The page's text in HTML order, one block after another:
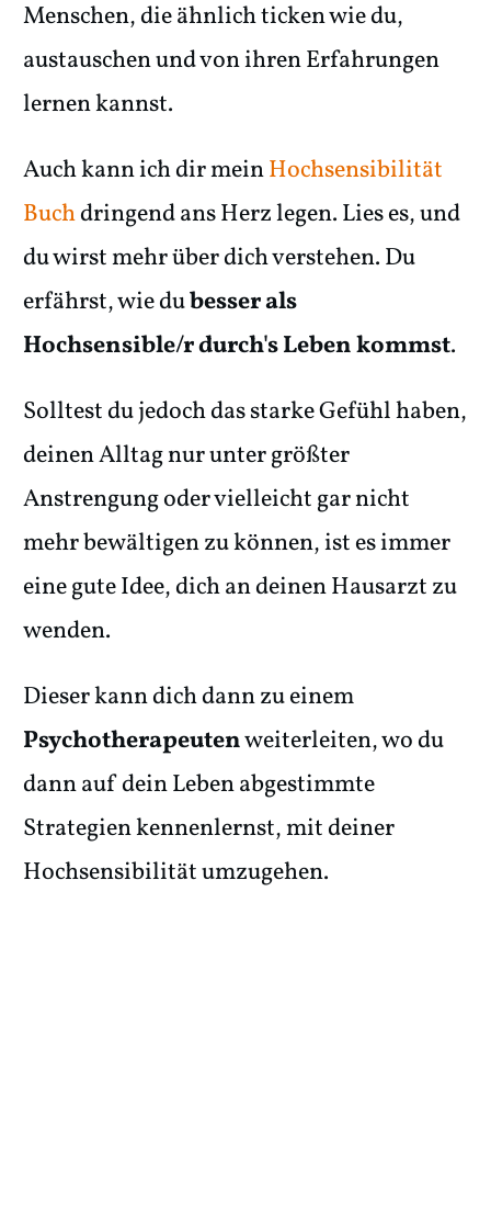
Menschen, die ähnlich ticken wie du,
austauschen und von ihren Erfahrungen
lernen kannst.
Auch kann ich dir meinHochsensibilität
Buchdringend ans Herz legen. Lies es, und
du wirst mehr über dich verstehen. Du
erfährst, wie dubesser als
Hochsensible/r durch's Leben kommst.
Solltest du jedoch das starke Gefühl haben,
deinen Alltag nur unter größter
Anstrengung oder vielleicht gar nicht
mehr bewältigen zu können, ist es immer
eine gute Idee, dich an deinen Hausarzt zu
wenden.
Dieser kann dich dann zu einem
Psychotherapeutenweiterleiten, wo du
dann auf dein Leben abgestimmte
Strategien kennenlernst, mit deiner
Hochsensibilität umzugehen.